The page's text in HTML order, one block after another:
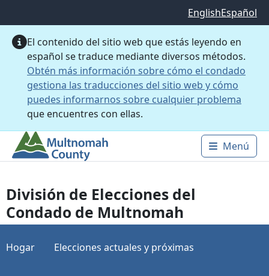
EnglishEspañol
El contenido del sitio web que estás leyendo en
español se traduce mediante diversos métodos.
Obtén más información sobre cómo el condado
gestiona las traducciones del sitio web y cómo
puedes informarnos sobre cualquier problema
que encuentres con ellas.
Main
Menú
División de Elecciones del
Condado de Multnomah
Hogar Elecciones actuales y próximas